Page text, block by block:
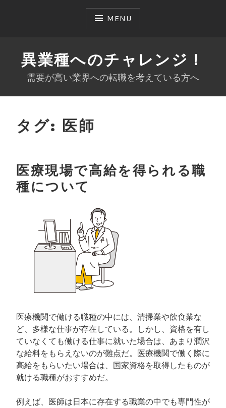
MENU
異業種へのチャレンジ！
需要が高い業界への転職を考えている方へ
タグ: 医師
医療現場で高給を得られる職
種について
医療機関で働ける職種の中には、清掃業や飲食業な
ど、多様な仕事が存在している。しかし、資格を有し
ていなくても働ける仕事に就いた場合は、あまり潤沢
な給料をもらえないのが難点だ。医療機関で働く際に
高給をもらいたい場合は、国家資格を取得したものが
就ける職種がおすすめだ。
例えば、医師は日本に存在する職業の中でも専門性が